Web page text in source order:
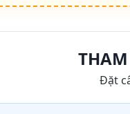
Đặt